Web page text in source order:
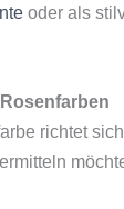
oder als
richtet